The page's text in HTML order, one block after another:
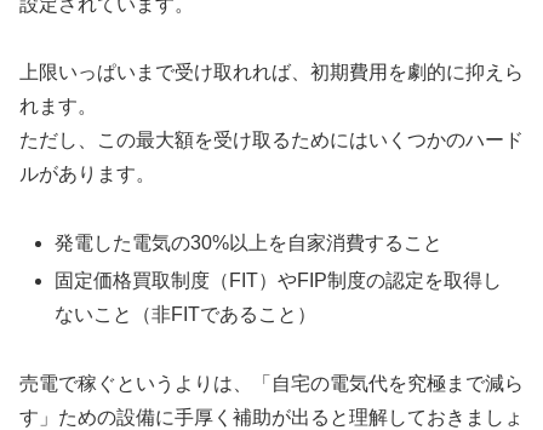
上限いっぱいまで受け取れれば、初期費用を劇的に抑えら
れます。
ただし、この最大額を受け取るためにはいくつかのハード
ルがあります。
発電した電気の30%以上を自家消費すること
固定価格買取制度（FIT）やFIP制度の認定を取得し
ないこと（非FITであること）
売電で稼ぐというよりは、「自宅の電気代を究極まで減ら
す」ための設備に手厚く補助が出ると理解しておきましょ